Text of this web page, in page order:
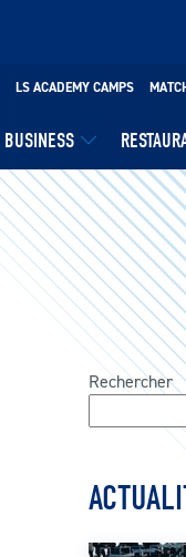
BUSINESS
LS ACADEMY CAMPS
Rechercher